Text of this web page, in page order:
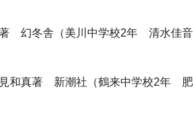
幻冬舎（美川中学校2年 清水佳音
和真著 新潮社（鶴来中学校2年 肥